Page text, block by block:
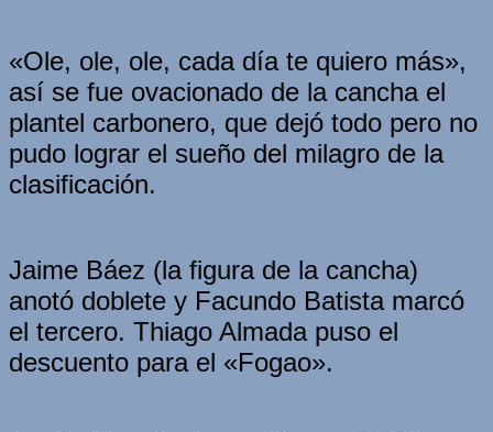
«Ole, ole, ole, cada día te quiero más»,
así se fue ovacionado de la cancha el
plantel carbonero, que dejó todo pero no
pudo lograr el sueño del milagro de la
clasificación.
Jaime Báez (la figura de la cancha)
anotó doblete y Facundo Batista marcó
el tercero. Thiago Almada puso el
descuento para el «Fogao».